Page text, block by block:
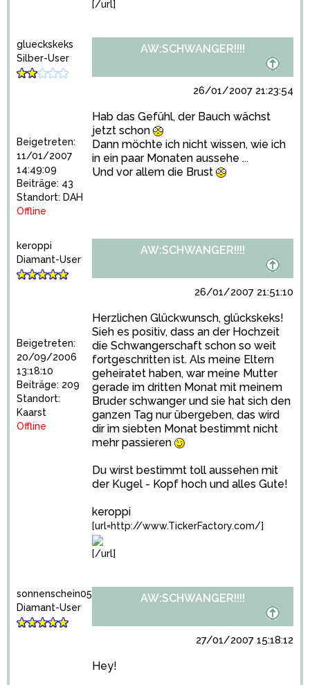
[/url]
glueckskeks
Silber-User
Beigetreten:
11/01/2007
14:49:09
Beiträge: 43
Standort: DAH
Offline
AW:SCHWANGER!!!!
26/01/2007 21:23:54
Hab das Gefühl, der Bauch wächst
jetzt schon
Dann möchte ich nicht wissen, wie ich
in ein paar Monaten aussehe ...
Und vor allem die Brust
keroppi
Diamant-User
Beigetreten:
20/09/2006
13:18:10
Beiträge: 209
Standort:
Kaarst
Offline
AW:SCHWANGER!!!!
26/01/2007 21:51:10
Herzlichen Glückwunsch, glückskeks!
Sieh es positiv, dass an der Hochzeit
die Schwangerschaft schon so weit
fortgeschritten ist. Als meine Eltern
geheiratet haben, war meine Mutter
gerade im dritten Monat mit meinem
Bruder schwanger und sie hat sich den
ganzen Tag nur übergeben, das wird
dir im siebten Monat bestimmt nicht
mehr passieren
Du wirst bestimmt toll aussehen mit
der Kugel - Kopf hoch und alles Gute!
keroppi
[url=http://www.TickerFactory.com/]
[/url]
sonnenschein05
Diamant-User
AW:SCHWANGER!!!!
27/01/2007 15:18:12
Hey!